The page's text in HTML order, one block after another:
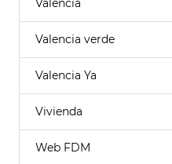
Valencia verde
Valencia Ya
Vivienda
Web FDM